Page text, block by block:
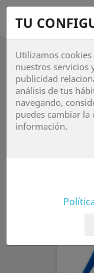

LOS MÁS
Ventas en orden
TU
Utilizamos
nuestros servicios
publicidad
análisis de tus
navegando,
puedes cambiar
información.